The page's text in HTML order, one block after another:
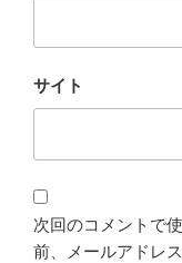
サイト
次回のコメントで
前、メールアドレ